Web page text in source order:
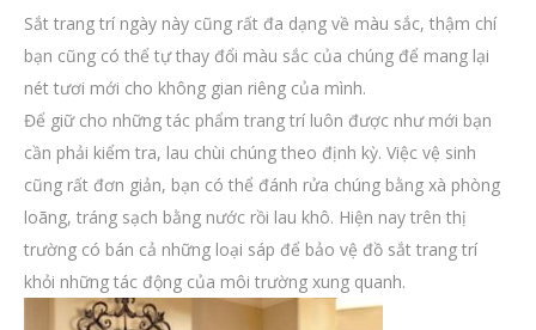
Sắt trang trí ngày này cũng rất đa dạng về màu sắc, thậm chí
bạn cũng có thể tự thay đổi màu sắc của chúng để mang lại
nét tươi mới cho không gian riêng của mình.
Để giữ cho những tác phẩm trang trí luôn được như mới bạn
cần phải kiểm tra, lau chùi chúng theo định kỳ. Việc vệ sinh
cũng rất đơn giản, bạn có thể đánh rửa chúng bằng xà phòng
loãng, tráng sạch bằng nước rồi lau khô. Hiện nay trên thị
trường có bán cả những loại sáp để bảo vệ đồ sắt trang trí
khỏi những tác động của môi trường xung quanh.